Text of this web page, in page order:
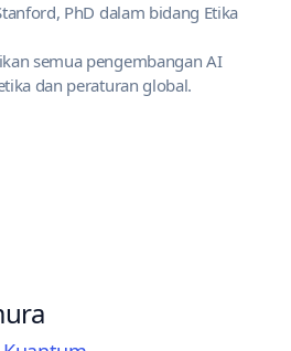
PhD dalam bidang Etika
semua pengembangan AI
dan peraturan global.